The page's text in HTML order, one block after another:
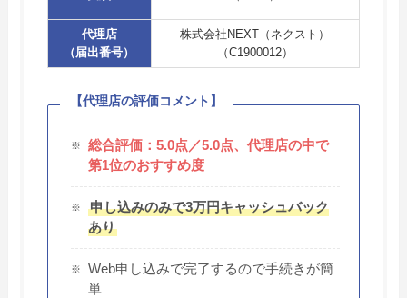
代理店
（届出番号）
株式会社NEXT（ネクスト）
（C1900012）
【代理店の評価コメント】
総合評価：5.0点／5.0点、代理店の中で
第1位のおすすめ度
申し込みのみで3万円キャッシュバック
あり
Web申し込みで完了するので手続きが簡
単